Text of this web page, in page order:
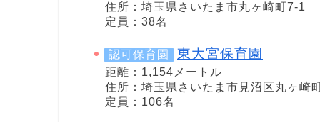
住所：埼玉県さいたま市丸ヶ崎町7-1
定員：38名
認可保育園 東大宮保育園
距離：1,154メートル
住所：埼玉県さいたま市見沼区丸ヶ崎
定員：106名